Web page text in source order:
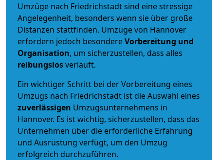
Umzüge nach Friedrichstadt sind eine stressige
Angelegenheit, besonders wenn sie über große
Distanzen stattfinden. Umzüge von Hannover
erfordern jedoch besondereVorbereitung und
Organisation, um sicherzustellen, dass alles
reibungslosverläuft.
Ein wichtiger Schritt bei der Vorbereitung eines
Umzugs nach Friedrichstadt ist die Auswahl eines
zuverlässigen Umzugsunternehmens in
Hannover. Es ist wichtig, sicherzustellen, dass das
Unternehmen über die erforderliche Erfahrung
und Ausrüstung verfügt, um den Umzug
erfolgreich durchzuführen.